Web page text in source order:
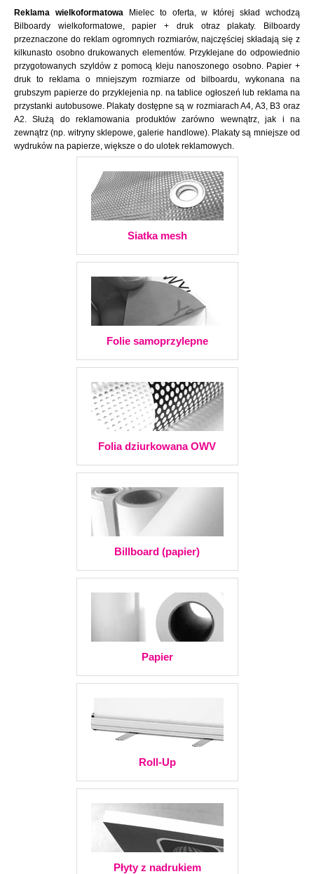
Reklama wielkoformatowaMielec to oferta, w której skład wchodzą
Bilboardy wielkoformatowe, papier + druk otraz plakaty. Bilboardy
przeznaczone do reklam ogromnych rozmiarów, najczęściej składają się z
kilkunasto osobno drukowanych elementów. Przyklejane do odpowiednio
przygotowanych szyldów z pomocą kleju nanoszonego osobno. Papier +
druk to reklama o mniejszym rozmiarze od bilboardu, wykonana na
grubszym papierze do przyklejenia np. na tablice ogłoszeń lub reklama na
przystanki autobusowe. Plakaty dostępne są w rozmiarach A4, A3, B3 oraz
A2. Służą do reklamowania produktów zarówno wewnątrz, jak i na
zewnątrz (np. witryny sklepowe, galerie handlowe). Plakaty są mniejsze od
wydruków na papierze, większe o do ulotek reklamowych.
Siatka mesh
Folie samoprzylepne
Folia dziurkowana OWV
Billboard (papier)
Papier
Roll-Up
Płyty z nadrukiem